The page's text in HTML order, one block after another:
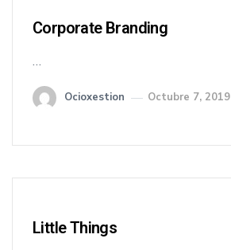
Corporate Branding
…
Ocioxestion Octubre 7, 2019
Little Things